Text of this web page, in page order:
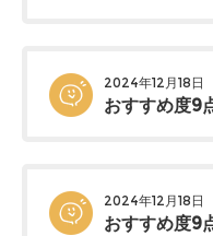
2024年12月18日
おすすめ度9
2024年12月18日
おすすめ度9